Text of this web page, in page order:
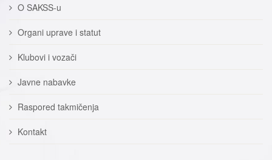
O SAKSS-u
Organi uprave i statut
Klubovi i vozači
Javne nabavke
Raspored takmičenja
Kontakt